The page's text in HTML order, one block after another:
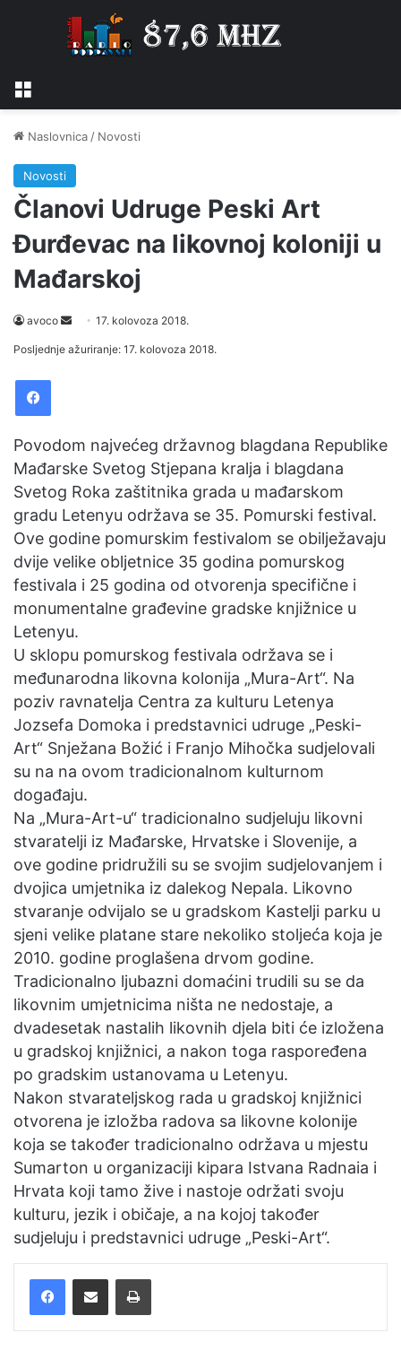
Naslovnica / Novosti
Novosti
Članovi Udruge Peski Art
Đurđevac na likovnoj koloniji u
Mađarskoj
avoco
e
e
m
a
i
l
17. kolovoza 2018.
Posljednje ažuriranje: 17. kolovoza 2018.
Povodom najvećeg državnog blagdana Republike
Mađarske Svetog Stjepana kralja i blagdana
Svetog Roka zaštitnika grada u mađarskom
gradu Letenyu održava se 35. Pomurski festival.
Ove godine pomurskim festivalom se obilježavaju
dvije velike obljetnice 35 godina pomurskog
festivala i 25 godina od otvorenja specifične i
monumentalne građevine gradske knjižnice u
Letenyu.
U sklopu pomurskog festivala održava se i
međunarodna likovna kolonija „Mura-Art“. Na
poziv ravnatelja Centra za kulturu Letenya
Jozsefa Domoka i predstavnici udruge „Peski-
Art“ Snježana Božić i Franjo Mihočka sudjelovali
su na na ovom tradicionalnom kulturnom
događaju.
Na „Mura-Art-u“ tradicionalno sudjeluju likovni
stvaratelji iz Mađarske, Hrvatske i Slovenije, a
ove godine pridružili su se svojim sudjelovanjem i
dvojica umjetnika iz dalekog Nepala. Likovno
stvaranje odvijalo se u gradskom Kastelji parku u
sjeni velike platane stare nekoliko stoljeća koja je
2010. godine proglašena drvom godine.
Tradicionalno ljubazni domaćini trudili su se da
likovnim umjetnicima ništa ne nedostaje, a
dvadesetak nastalih likovnih djela biti će izložena
u gradskoj knjižnici, a nakon toga raspoređena
po gradskim ustanovama u Letenyu.
Nakon stvarateljskog rada u gradskoj knjižnici
otvorena je izložba radova sa likovne kolonije
koja se također tradicionalno održava u mjestu
Sumarton u organizaciji kipara Istvana Radnaia i
Hrvata koji tamo žive i nastoje održati svoju
kulturu, jezik i običaje, a na kojoj također
sudjeluju i predstavnici udruge „Peski-Art“.